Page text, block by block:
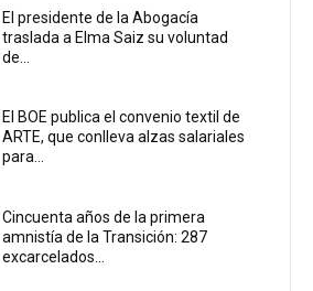
El presidente de la Abogacía
traslada a Elma Saiz su voluntad
de...
El BOE publica el convenio textil de
ARTE, que conlleva alzas salariales
para...
Cincuenta años de la primera
amnistía de la Transición: 287
excarcelados...